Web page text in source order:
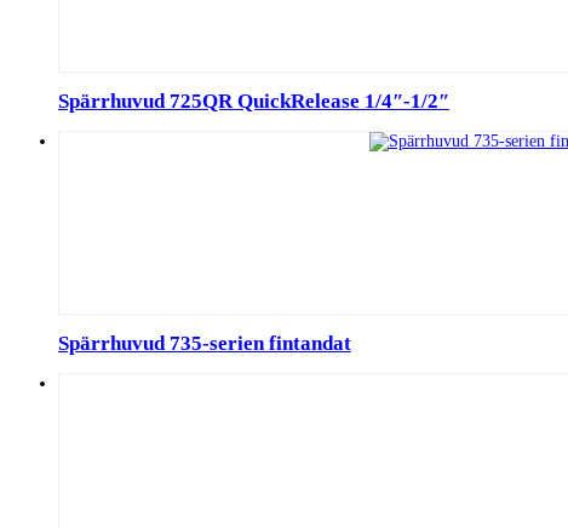
Spärrhuvud 725QR QuickRelease 1/4″-1/2″
Spärrhuvud 735-serien fintandat